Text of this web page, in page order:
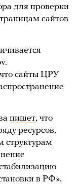
для проверки
сайтов
сайты ЦРУ
пишет, что
ресурсов,
структурам
в РФ».